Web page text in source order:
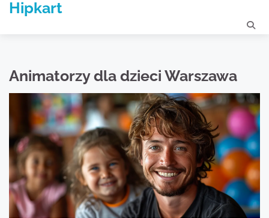
SkipHipkart
Animatorzy dla dzieci Warszawa